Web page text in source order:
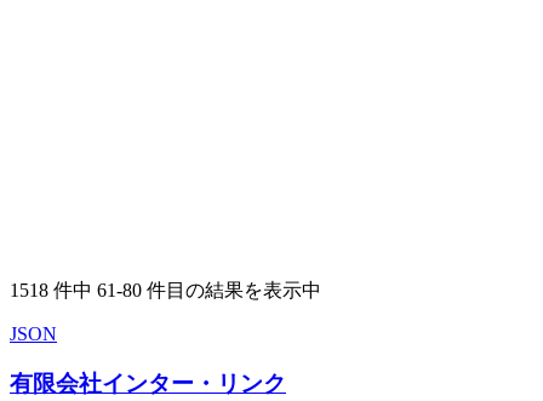
1518 件中 61-80 件目の結果を表示中
JSON
有限会社インター・リンク